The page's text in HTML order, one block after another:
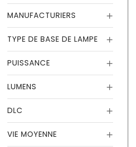
MANUFACTURIERS
TYPE DE BASE DE LAMPE
PUISSANCE
LUMENS
DLC
VIE MOYENNE